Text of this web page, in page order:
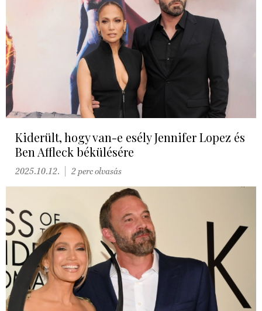
Kiderült, hogy van-e esély Jennifer Lopez és
Ben Affleck békülésére
2025.10.12. 2 perc olvasás